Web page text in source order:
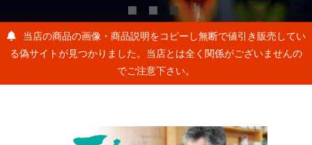
当店の商品の画像・商品説明をコピーし無断で値引き販売してい
る偽サイトが見つかりました。当店とは全く関係がございませんの
でご注意下さい。